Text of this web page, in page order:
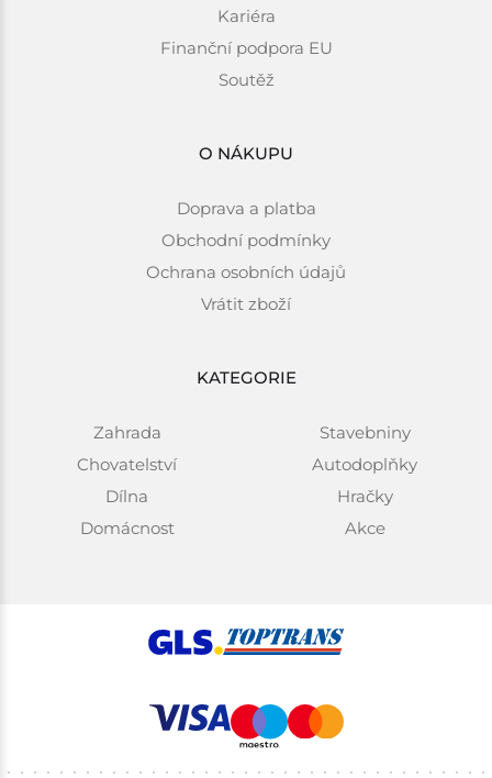
Kariéra
Finanční podpora EU
Soutěž
O NÁKUPU
Doprava a platba
Obchodní podmínky
Ochrana osobních údajů
Vrátit zboží
KATEGORIE
Zahrada
Chovatelství
Dílna
Domácnost
Stavebniny
Autodoplňky
Hračky
Akce